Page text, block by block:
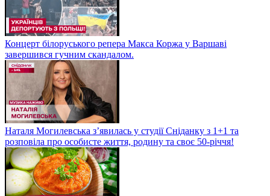
Концерт білоруського репера Макса Коржа у Варшаві
завершився гучним скандалом.
Наталя Могилевська з’явилась у студії Сніданку з 1+1 та
розповіла про особисте життя, родину та своє 50-річчя!